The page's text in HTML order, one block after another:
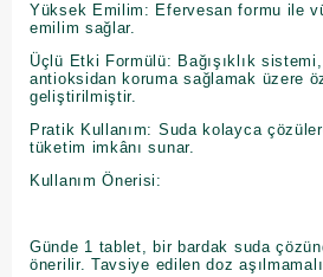
Yüksek Emilim: Efervesan formu ile
emilim sağlar.
Üçlü Etki Formülü: Bağışıklık
antioksidan koruma sağlamak üzere
geliştirilmiştir.
Pratik Kullanım: Suda kolayca
tüketim imkânı sunar.
Kullanım Önerisi:
Günde 1 tablet, bir bardak suda
önerilir. Tavsiye edilen doz